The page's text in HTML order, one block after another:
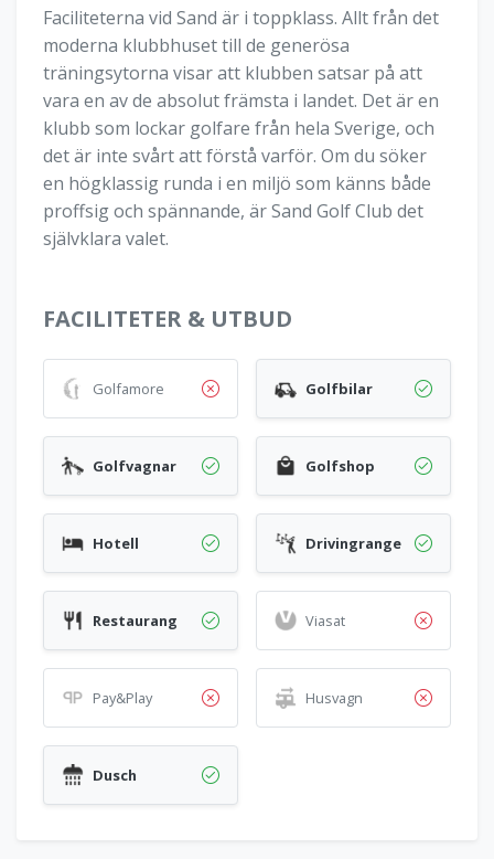
Faciliteterna vid Sand är i toppklass. Allt från det
moderna klubbhuset till de generösa
träningsytorna visar att klubben satsar på att
vara en av de absolut främsta i landet. Det är en
klubb som lockar golfare från hela Sverige, och
det är inte svårt att förstå varför. Om du söker
en högklassig runda i en miljö som känns både
proffsig och spännande, är Sand Golf Club det
självklara valet.
FACILITETER & UTBUD
Golfamore Golfbilar
Golfvagnar Golfshop
Hotell Drivingrange
Restaurang Viasat
Pay&Play Husvagn
Dusch